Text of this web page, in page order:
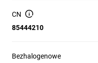
CN
85444210
Bezhalogenowe